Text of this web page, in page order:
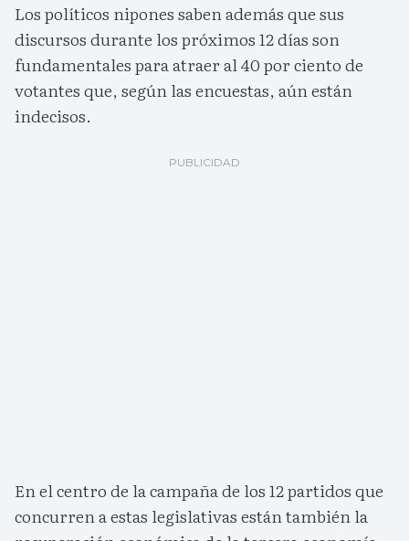
Los políticos nipones saben además que sus
discursos durante los próximos 12 días son
fundamentales para atraer al 40 por ciento de
votantes que, según las encuestas, aún están
indecisos.
En el centro de la campaña de los 12 partidos que
concurren a estas legislativas están también la